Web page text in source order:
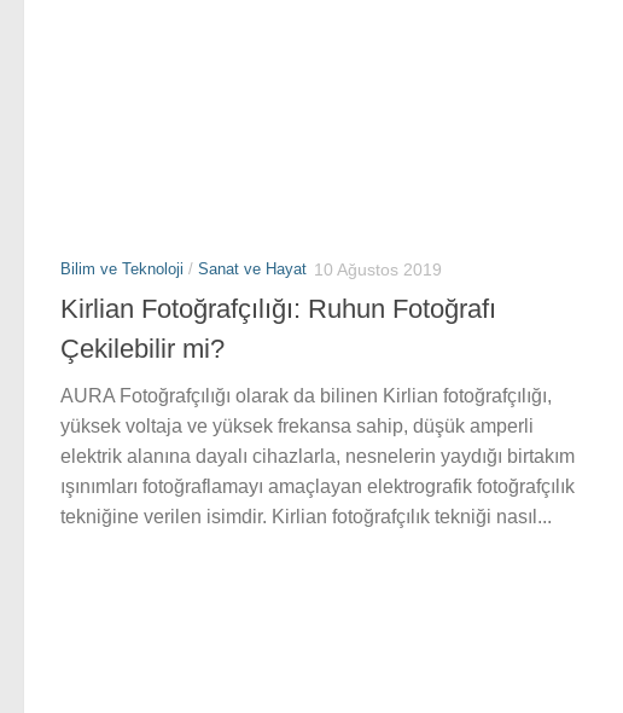
Bilim ve Teknoloji / Sanat ve Hayat 10 Ağustos 2019
Kirlian Fotoğrafçılığı: Ruhun Fotoğrafı
Çekilebilir mi?
AURA Fotoğrafçılığı olarak da bilinen Kirlian fotoğrafçılığı,
yüksek voltaja ve yüksek frekansa sahip, düşük amperli
elektrik alanına dayalı cihazlarla, nesnelerin yaydığı birtakım
ışınımları fotoğraflamayı amaçlayan elektrografik fotoğrafçılık
tekniğine verilen isimdir. Kirlian fotoğrafçılık tekniği nasıl...